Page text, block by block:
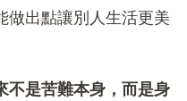
做出點讓別人生活更美
不是苦難本身，而是身